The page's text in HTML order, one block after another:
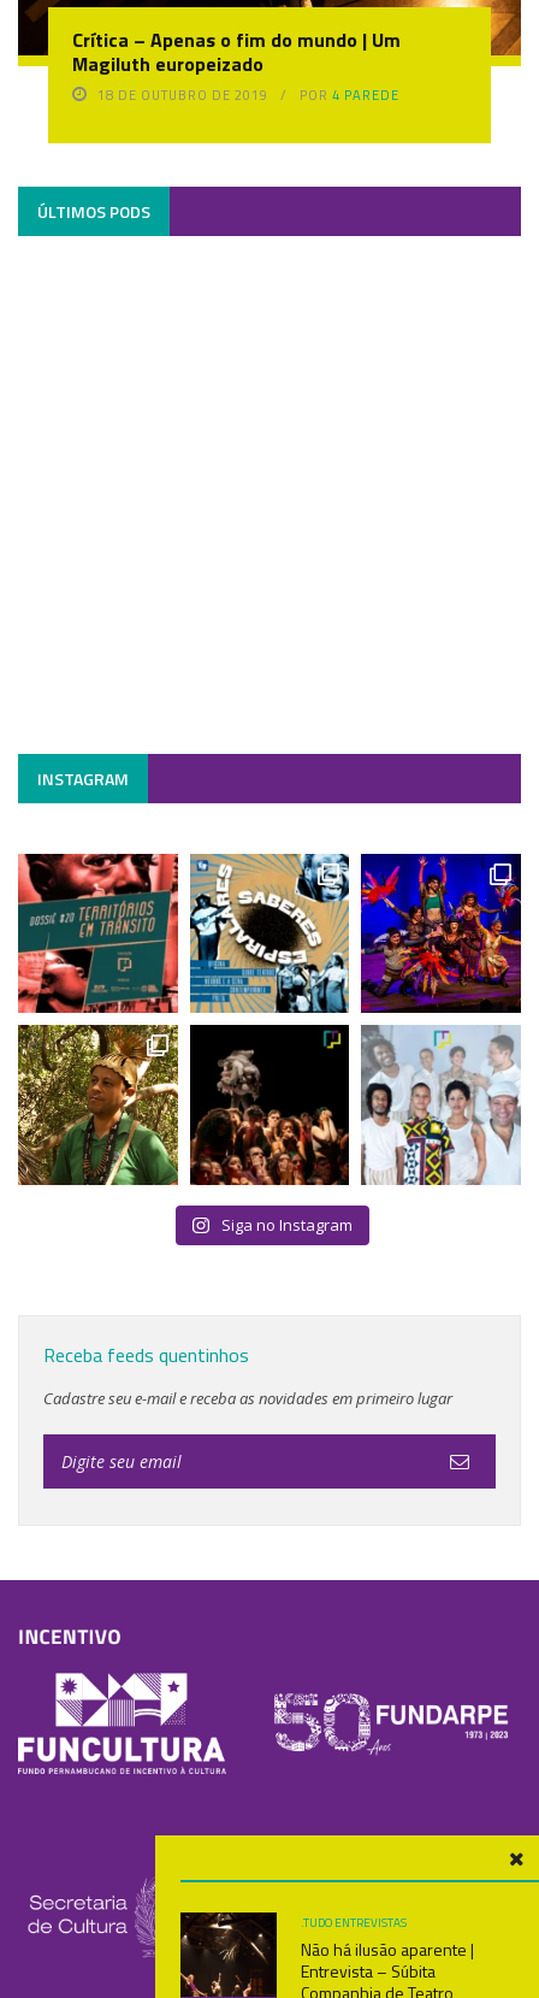
Crítica – Apenas o fim do mundo | Um
Magiluth europeizado
18 DE OUTUBRO DE 2019 POR4 PAREDE
.TUDO ENTREVISTAS
Não há ilusão aparente |
Entrevista – Súbita
Companhia de Teatro
ÚLTIMOS PODS
INSTAGRAM
Siga no Instagram
Receba feeds quentinhos
Cadastre seu e-mail e receba as novidades em primeiro lugar